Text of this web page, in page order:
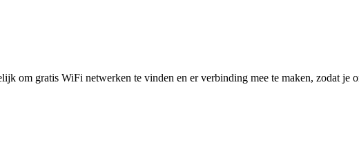
om gratis WiFi netwerken te vinden en er verbinding mee te maken, zodat je